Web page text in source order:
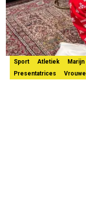
Sport Atletiek
Presentatrices